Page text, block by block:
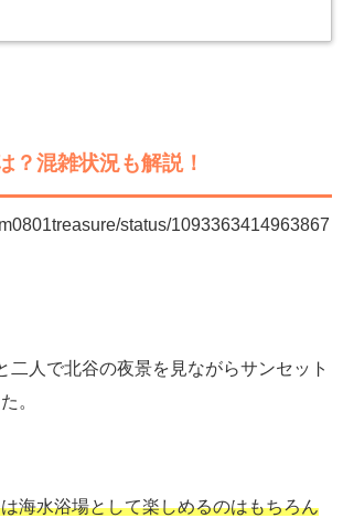
？混雑状況も解説！
status/1093363414963867
二人で北谷の夜景を見ながらサンセット
。
海水浴場として楽しめるのはもちろん